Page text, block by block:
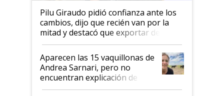
Pilu Giraudo pidió confianza ante los
cambios, dijo que recién van por la
mitad y destacó que exportar dejó de
ser "para unos pocos": "Tenemos un
mandato muy claro del gobierno
nacional"
Aparecen las 15 vaquillonas de
Andrea Sarnari, pero no
encuentran explicación de
cómo llegaron allí